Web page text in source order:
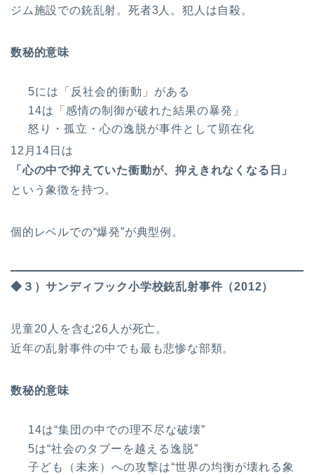
ジム施設での銃乱射。死者3人。犯人は自殺。
数秘的意味
5には「反社会的衝動」がある
14は「感情の制御が破れた結果の暴発」
怒り・孤立・心の逸脱が事件として顕在化
12月14日は
「心の中で抑えていた衝動が、抑えきれなくなる日」
という象徴を持つ。
個的レベルでの“爆発”が典型例。
◆３）サンディフック小学校銃乱射事件（2012）
児童20人を含む26人が死亡。
近年の乱射事件の中でも最も悲惨な部類。
数秘的意味
14は“集団の中での理不尽な破壊”
5は“社会のタブーを越える逸脱”
子ども（未来）への攻撃は“世界の均衡が壊れる象